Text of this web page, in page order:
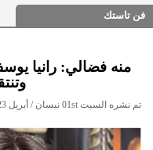
فن تاستك
منه فضالي: رانيا
تم نشره السبت 01st نيسان / أبريل 2023 05:48 مساءً